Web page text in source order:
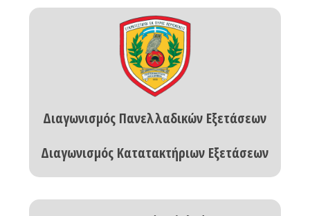
Διαγωνισμός Πανελλαδικών Εξετάσεων
Διαγωνισμός Κατατακτήριων Εξετάσεων